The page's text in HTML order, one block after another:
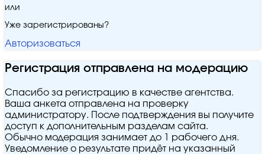
или
Уже зарегистрированы?
Авторизоваться
Регистрация отправлена на модерацию
Спасибо за регистрацию в качестве агентства.
Ваша анкета отправлена на проверку
администратору. После подтверждения вы получите
доступ к дополнительным разделам сайта.
Обычно модерация занимает до 1 рабочего дня.
Уведомление о результате придёт на указанный